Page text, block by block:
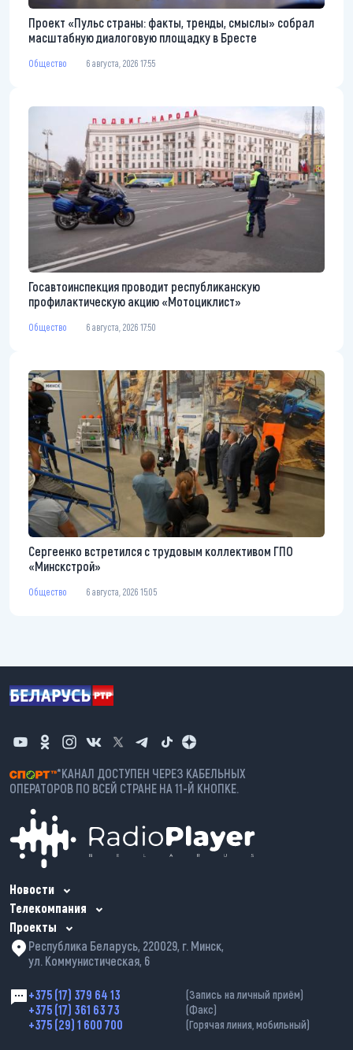
Проект «Пульс страны: факты, тренды, смыслы» собрал
масштабную диалоговую площадку в Бресте
Общество 6 августа, 2026 17:55
Госавтоинспекция проводит республиканскую
профилактическую акцию «Мотоциклист»
Общество 6 августа, 2026 17:50
Сергеенко встретился с трудовым коллективом ГПО
«Минскстрой»
Общество 6 августа, 2026 15:05
*КАНАЛ ДОСТУПЕН ЧЕРЕЗ КАБЕЛЬНЫХ
ОПЕРАТОРОВ ПО ВСЕЙ СТРАНЕ НА 11-Й КНОПКЕ.
Новости
Телекомпания
Проекты
Республика Беларусь, 220029, г. Минск,
ул. Коммунистическая, 6
+375 (17) 379 64 13 (Запись на личный приём)
+375 (17) 361 63 73 (Факс)
+375 (29) 1 600 700 (Горячая линия, мобильный)